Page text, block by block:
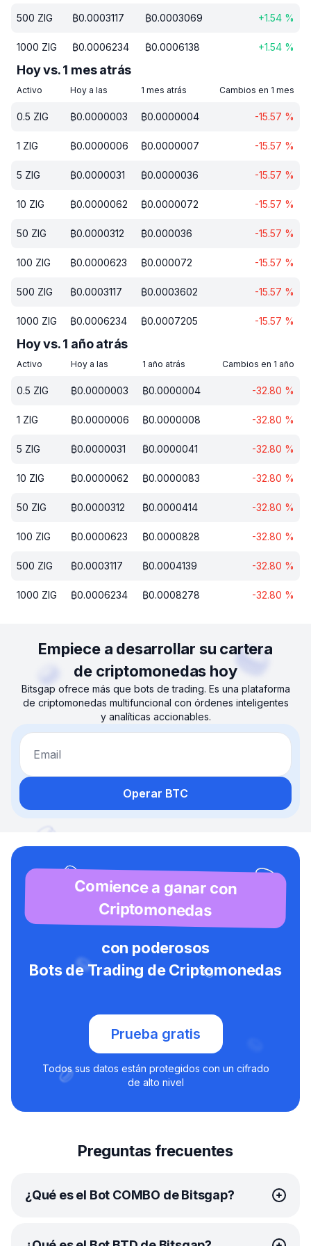
500 ZIG ₿0.0003117 ₿0.0003069 +1.54 %
1000 ZIG ₿0.0006234 ₿0.0006138 +1.54 %
Hoy vs. 1 mes atrás
Activo Hoy a las 1 mes atrás Cambios en 1 mes
0.5 ZIG ₿0.0000003 ₿0.0000004 -15.57 %
1 ZIG ₿0.0000006 ₿0.0000007 -15.57 %
5 ZIG ₿0.0000031 ₿0.0000036 -15.57 %
10 ZIG ₿0.0000062 ₿0.0000072 -15.57 %
50 ZIG ₿0.0000312 ₿0.000036 -15.57 %
100 ZIG ₿0.0000623 ₿0.000072 -15.57 %
500 ZIG ₿0.0003117 ₿0.0003602 -15.57 %
1000 ZIG ₿0.0006234 ₿0.0007205 -15.57 %
Hoy vs. 1 año atrás
Activo Hoy a las 1 año atrás Cambios en 1 año
0.5 ZIG ₿0.0000003 ₿0.0000004 -32.80 %
1 ZIG ₿0.0000006 ₿0.0000008 -32.80 %
5 ZIG ₿0.0000031 ₿0.0000041 -32.80 %
10 ZIG ₿0.0000062 ₿0.0000083 -32.80 %
50 ZIG ₿0.0000312 ₿0.0000414 -32.80 %
100 ZIG ₿0.0000623 ₿0.0000828 -32.80 %
500 ZIG ₿0.0003117 ₿0.0004139 -32.80 %
1000 ZIG ₿0.0006234 ₿0.0008278 -32.80 %
Empiece a desarrollar su cartera
de criptomonedas hoy
Bitsgap ofrece más que bots de trading. Es una plataforma
de criptomonedas multifuncional con órdenes inteligentes
y analíticas accionables.
Email
Operar BTC
Comience a ganar con
Criptomonedas
con poderosos
Bots de Trading de Criptomonedas
Prueba gratis
Todos sus datos están protegidos con un cifrado
de alto nivel
Preguntas frecuentes
¿Qué es el Bot COMBO de Bitsgap?
El botCOMBO de Bitsgap es una ingeniosa solución